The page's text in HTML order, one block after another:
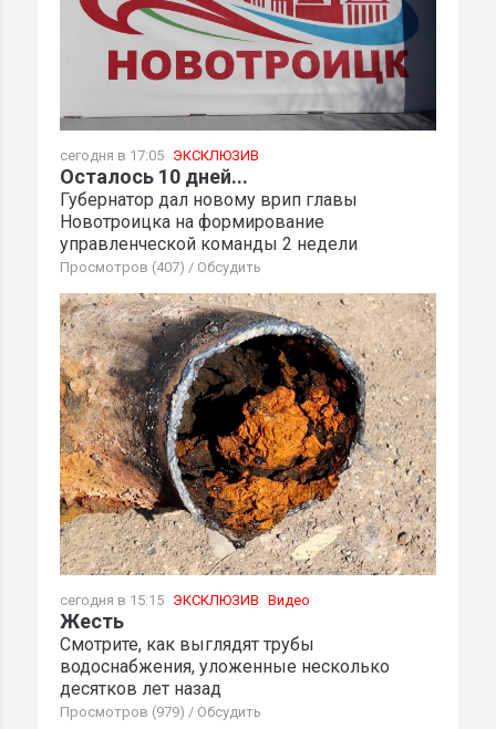
сегодня в 17:05 ЭКСКЛЮЗИВ
Осталось 10 дней...
Губернатор дал новому врип главы
Новотроицка на формирование
управленческой команды 2 недели
Просмотров (407) / Обсудить
сегодня в 15:15 ЭКСКЛЮЗИВ Видео
Жесть
Смотрите, как выглядят трубы
водоснабжения, уложенные несколько
десятков лет назад
Просмотров (979) / Обсудить